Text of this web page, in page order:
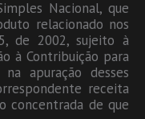
Nacional, que
relacionado nos
de 2002, sujeito à
à Contribuição para
apuração desses
receita
concentrada de que